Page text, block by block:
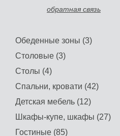
обратная связь
Обеденные зоны (3)
Столовые (3)
Столы (4)
Спальни, кровати (42)
Детская мебель (12)
Шкафы-купе, шкафы (27)
Гостиные (85)